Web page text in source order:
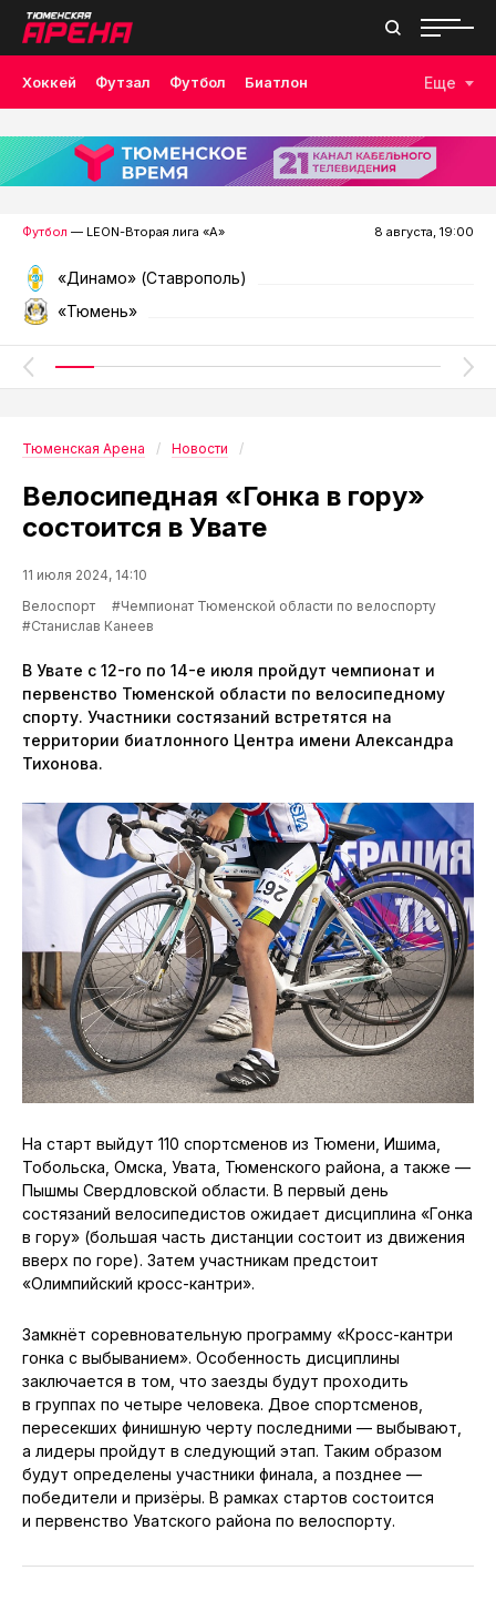
Хоккей Футзал Футбол Биатлон
Лыжные гонки Волейбол Плавание Дзюдо
Скалолазание Велоспорт Бокс
Еще
Футбол — LEON-Вторая лига «А» 8 августа, 19:00
«Динамо» (Ставрополь)
«Тюмень»
Тюменская Арена Новости
Велосипедная «Гонка в гору»
состоится в Увате
11 июля 2024, 14:10
Велоспорт
#Чемпионат Тюменской области по велоспорту
#Станислав Канеев
В Увате с 12-го по 14-е июля пройдут чемпионат и
первенство Тюменской области по велосипедному
спорту. Участники состязаний встретятся на
территории биатлонного Центра имени Александра
Тихонова.
На старт выйдут 110 спортсменов из Тюмени, Ишима,
Тобольска, Омска, Увата, Тюменского района, а также —
Пышмы Свердловской области. В первый день
состязаний велосипедистов ожидает дисциплина «Гонка
в гору» (большая часть дистанции состоит из движения
вверх по горе). Затем участникам предстоит
«Олимпийский кросс-кантри».
Замкнёт соревновательную программу «Кросс-кантри
гонка с выбыванием». Особенность дисциплины
заключается в том, что заезды будут проходить
в группах по четыре человека. Двое спортсменов,
пересекших финишную черту последними — выбывают,
а лидеры пройдут в следующий этап. Таким образом
будут определены участники финала, а позднее —
победители и призёры. В рамках стартов состоится
и первенство Уватского района по велоспорту.